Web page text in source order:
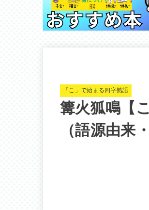
「こ」で始まる四字熟語
篝火狐鳴【
（語源由来